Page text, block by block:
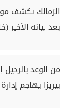
الزمالك يكشف
بعد بيانه الأخير
من الوعد
بيريزا يهاجم